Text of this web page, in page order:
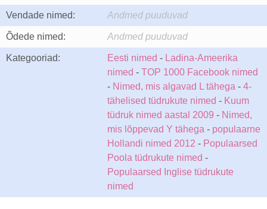
Vendade nimed: Andmed puuduvad
Õdede nimed: Andmed puuduvad
Kategooriad: Eesti nimed - Ladina-Ameerika
nimed - TOP 1000 Facebook nimed
- Nimed, mis algavad L tähega - 4-
tähelised tüdrukute nimed - Kuum
tüdruk nimed aastal 2009 - Nimed,
mis lõppevad Y tähega - populaarne
Hollandi nimed 2012 - Populaarsed
Poola tüdrukute nimed -
Populaarsed Inglise tüdrukute
nimed